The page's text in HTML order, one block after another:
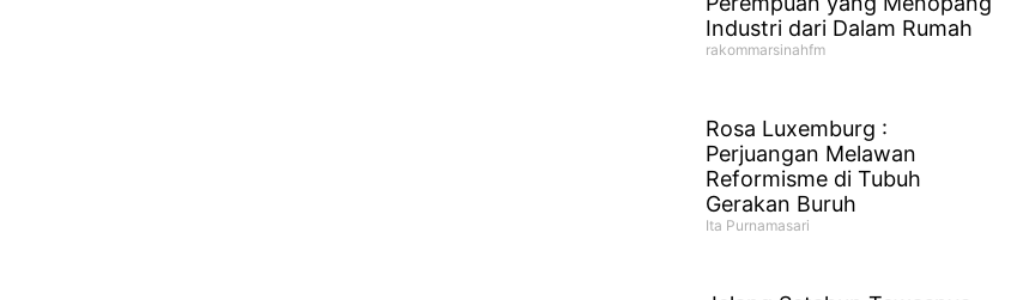
Industri dari Dalam Rumah
rakommarsinahfm
Rosa Luxemburg :
Perjuangan Melawan
Reformisme di Tubuh
Gerakan Buruh
Ita Purnamasari